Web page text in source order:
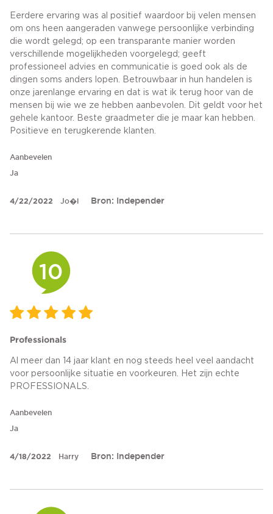
Eerdere ervaring was al positief waardoor bij velen mensen
om ons heen aangeraden vanwege persoonlijke verbinding
die wordt gelegd; op een transparante manier worden
verschillende mogelijkheden voorgelegd; geeft
professioneel advies en communicatie is goed ook als de
dingen soms anders lopen. Betrouwbaar in hun handelen is
onze jarenlange ervaring en dat is wat ik terug hoor van de
mensen bij wie we ze hebben aanbevolen. Dit geldt voor het
gehele kantoor. Beste graadmeter die je maar kan hebben.
Positieve en terugkerende klanten.
Aanbevelen
Ja
4/22/2022 Jo�l Bron: Independer
10
Professionals
Al meer dan 14 jaar klant en nog steeds heel veel aandacht
voor persoonlijke situatie en voorkeuren. Het zijn echte
PROFESSIONALS.
Aanbevelen
Ja
4/18/2022 Harry Bron: Independer